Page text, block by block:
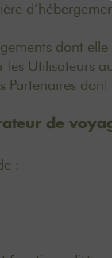
dont
Utilisateurs
de
: